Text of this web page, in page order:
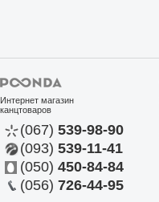
Интернет магазин
канцтоваров
(067) 539-98-90
(093) 539-11-41
(050) 450-84-84
(056) 726-44-95